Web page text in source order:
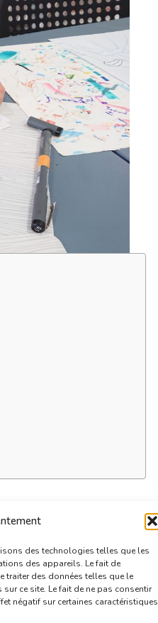
des technologies telles que les
des appareils. Le fait de
traiter des données telles que le
ce site. Le fait de ne pas consentir
négatif sur certaines caractéristiques
de stages
à tous les niveaux
bonheur.